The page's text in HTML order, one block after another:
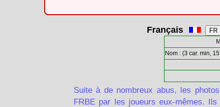
Français
Nom : (3 car. min,
Suite à de nombreux abus, les
FRBE par les joueurs eux-mêmes.